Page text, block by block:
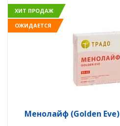
ХИТ ПРОДАЖ
ОЖИДАЕТСЯ
Менолайф (Golden Eve)